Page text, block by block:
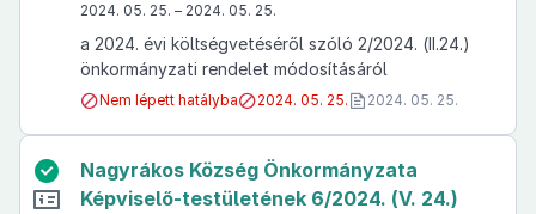
2024. 05. 25. – 2024. 05. 25.
a 2024. évi költségvetéséről szóló 2/2024. (II.24.)
önkormányzati rendelet módosításáról
Nem lépett hatályba 2024. 05. 25. 2024. 05. 25.
Nagyrákos Község Önkormányzata
Képviselő-testületének 6/2024. (V. 24.)